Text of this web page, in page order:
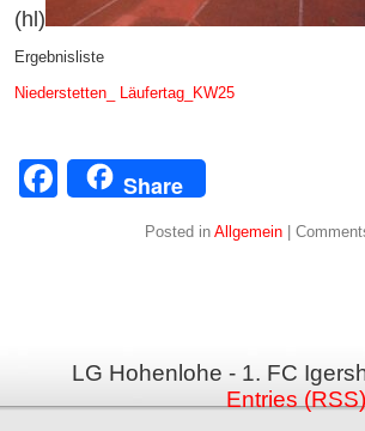
(hl)
Ergebnisliste
Niederstetten_ Läufertag_KW25
Facebook
Share
Posted in Allgemein|
LG Hohenlohe - 1. FC
Entries (RSS)